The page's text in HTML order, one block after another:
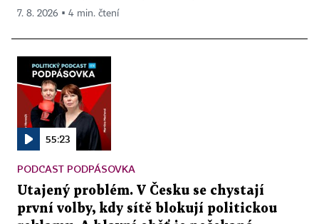
7. 8. 2026 ▪ 4 min. čtení
55:23
PODCAST PODPÁSOVKA
Utajený problém. V Česku se chystají
první volby, kdy sítě blokují politickou